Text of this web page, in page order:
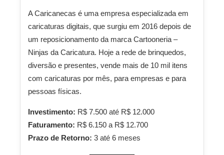
A Caricanecas é uma empresa especializada em
caricaturas digitais, que surgiu em 2016 depois de
um reposicionamento da marca Cartooneria –
Ninjas da Caricatura. Hoje a rede de brinquedos,
diversão e presentes, vende mais de 10 mil itens
com caricaturas por mês, para empresas e para
pessoas físicas.
Investimento: R$ 7.500 até R$ 12.000
Faturamento: R$ 6.150 a R$ 12.700
Prazo de Retorno: 3 até 6 meses